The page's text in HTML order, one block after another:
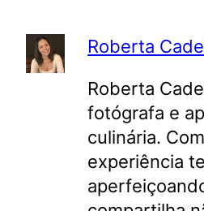
Roberta
Roberta
fotógrafa e
culinária.
experiência